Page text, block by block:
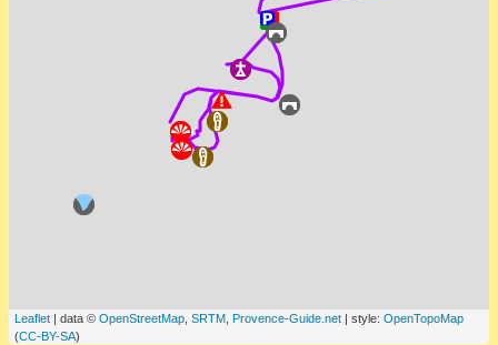
Leaflet | data © OpenStreetMap SRTM Provence-Guide.net | style: OpenTopoMap
(CC-BY-SA)